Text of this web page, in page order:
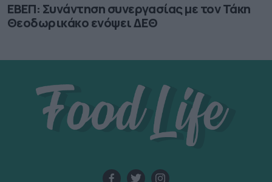
ΕΒΕΠ: Συνάντηση συνεργασίας με τον Τάκη
Θεοδωρικάκο ενόψει ΔΕΘ